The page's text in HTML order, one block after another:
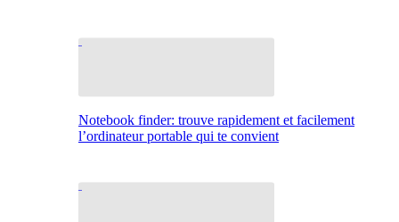
Notebook finder: trouve rapidement et facilement
l’ordinateur portable qui te convient